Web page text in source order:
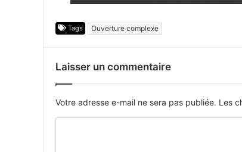
Tags Ouverture complexe
Laisser un commentaire
Votre adresse e-mail ne sera pas publiée. Les